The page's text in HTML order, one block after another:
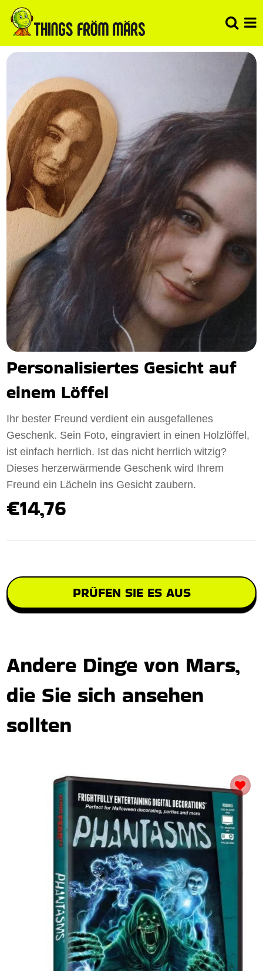
Personalisiertes Gesicht auf
einem Löffel
Ihr bester Freund verdient ein ausgefallenes
Geschenk. Sein Foto, eingraviert in einen Holzlöffel,
ist einfach herrlich. Ist das nicht herrlich witzig?
Dieses herzerwärmende Geschenk wird Ihrem
Freund ein Lächeln ins Gesicht zaubern.
€14,76
PRÜFEN SIE ES AUS
Andere Dinge von Mars,
die Sie sich ansehen
sollten